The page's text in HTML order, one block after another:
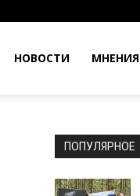
НОВОСТИ МНЕНИЯ
ПОПУЛЯРНОЕ